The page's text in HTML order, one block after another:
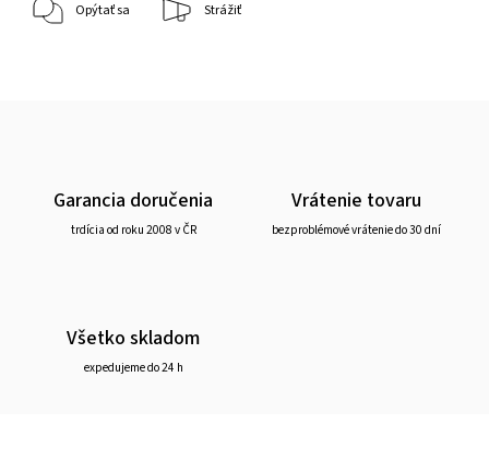
Opýtať sa Strážiť
Garancia doručenia
trdícia od roku 2008 v ČR
Vrátenie tovaru
bezproblémové vrátenie do 30 dní
Všetko skladom
expedujeme do 24 h